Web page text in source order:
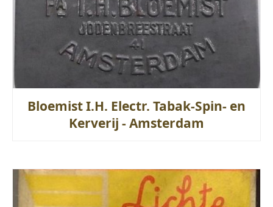
Bloemist I.H. Electr. Tabak-Spin- en
Kerverij - Amsterdam